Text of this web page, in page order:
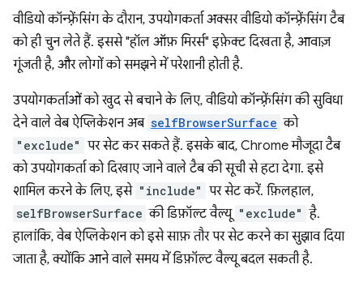
वीडियो कॉन्फ़्रेंसिंग के दौरान, उपयोगकर्ता अक्सर वीडियो कॉन्फ़्रेंसिंग टैब
को ही चुन लेते हैं. इससे "हॉल ऑफ़ मिरर्स" इफ़ेक्ट दिखता है, आवाज़
गूंजती है, और लोगों को समझने में परेशानी होती है.
उपयोगकर्ताओं को खुद से बचाने के लिए, वीडियो कॉन्फ़्रेंसिंग की सुविधा
देने वाले वेब ऐप्लिकेशन अब selfBrowserSurface को
"exclude" पर सेट कर सकते हैं. इसके बाद, Chrome मौजूदा टैब
को उपयोगकर्ता को दिखाए जाने वाले टैब की सूची से हटा देगा. इसे
शामिल करने के लिए, इसे "include" पर सेट करें. फ़िलहाल,
selfBrowserSurface की डिफ़ॉल्ट वैल्यू "exclude" है.
हालांकि, वेब ऐप्लिकेशन को इसे साफ़ तौर पर सेट करने का सुझाव दिया
जाता है, क्योंकि आने वाले समय में डिफ़ॉल्ट वैल्यू बदल सकती है.